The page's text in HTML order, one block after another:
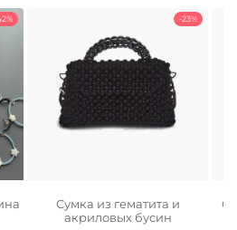
-23%
Сумка из гематита и
акриловых бусин